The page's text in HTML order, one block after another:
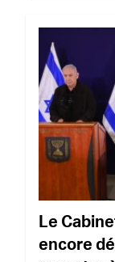
Le
encore